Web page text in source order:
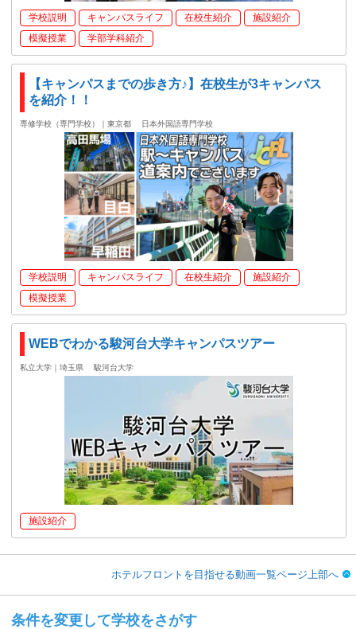
学校説明 キャンパスライフ 在校生紹介
施設紹介
模擬授業
学部学科紹介
【キャンパスまでの歩き方♪】在校生が3キャンパス
を紹介！！
専修学校（専門学校）｜東京都 日本外国語専門学校
学校説明 キャンパスライフ 在校生紹介
施設紹介
模擬授業
WEBでわかる駿河台大学キャンパスツアー
私立大学｜埼玉県 駿河台大学
施設紹介
ホテルフロントを目指せる動画一覧ページ上部へ
条件を変更して学校をさがす